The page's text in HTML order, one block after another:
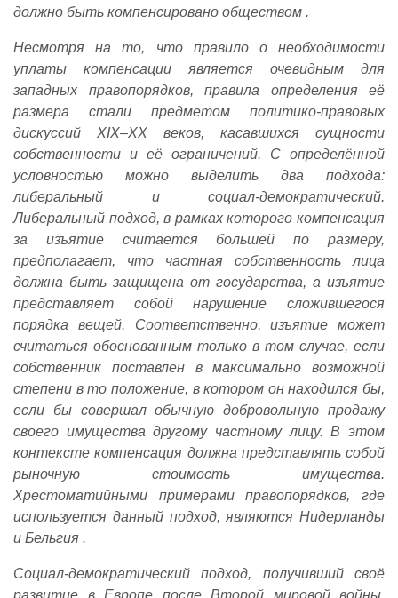
должно быть компенсировано обществом .
Несмотря на то, что правило о необходимости
уплаты компенсации является очевидным для
западных правопорядков, правила определения её
размера стали предметом политико-правовых
дискуссий XIX–XX веков, касавшихся сущности
собственности и её ограничений. С определённой
условностью можно выделить два подхода:
либеральный и социал-демократический.
Либеральный подход, в рамках которого компенсация
за изъятие считается большей по размеру,
предполагает, что частная собственность лица
должна быть защищена от государства, а изъятие
представляет собой нарушение сложившегося
порядка вещей. Соответственно, изъятие может
считаться обоснованным только в том случае, если
собственник поставлен в максимально возможной
степени в то положение, в котором он находился бы,
если бы совершал обычную добровольную продажу
своего имущества другому частному лицу. В этом
контексте компенсация должна представлять собой
рыночную стоимость имущества.
Хрестоматийными примерами правопорядков, где
используется данный подход, являются Нидерланды
и Бельгия .
Социал-демократический подход, получивший своё
развитие в Европе после Второй мировой войны,